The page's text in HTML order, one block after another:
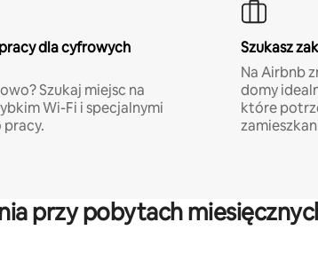
dla cyfrowych
Szukaj miejsc na
Wi-Fi i specjalnymi
Szukasz
Na Airbnb
domy
które
przy pobytach